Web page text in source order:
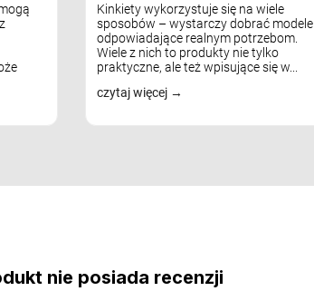
Kinkiety wykorzystuje się na wiele
sposobów – wystarczy dobrać modele
odpowiadające realnym potrzebom.
Wiele z nich to produkty nie tylko
praktyczne, ale też wpisujące się w...
czytaj więcej
nie posiada recenzji